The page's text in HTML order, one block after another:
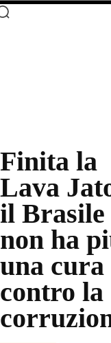
Finita la
Lava
il Brasile
non ha
una cura
contro la